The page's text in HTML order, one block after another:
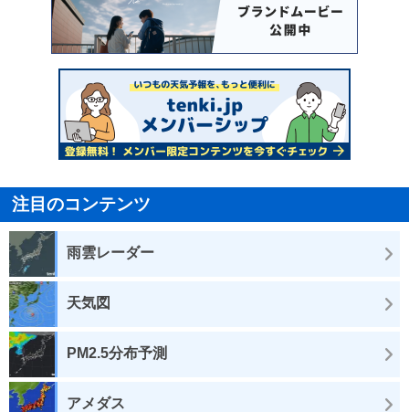
注目のコンテンツ
雨雲レーダー
天気図
PM2.5分布予測
アメダス